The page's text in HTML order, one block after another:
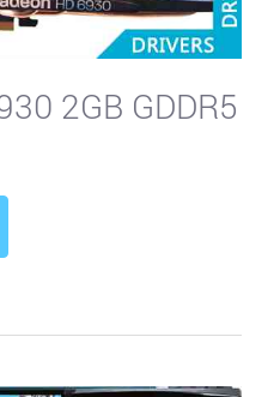
2GB GDDR5